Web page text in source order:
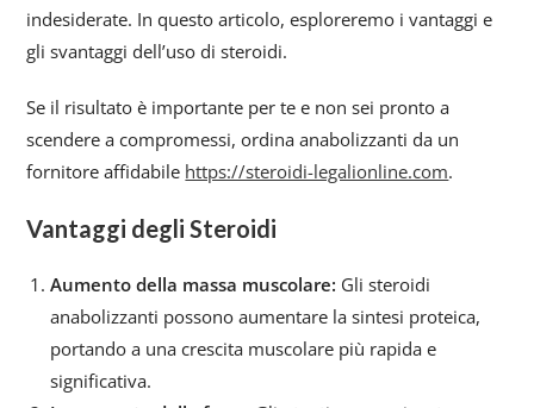
indesiderate. In questo articolo, esploreremo i vantaggi e
gli svantaggi dell’uso di steroidi.
Se il risultato è importante per te e non sei pronto a
scendere a compromessi, ordina anabolizzanti da un
fornitore affidabile https://steroidi-legalionline.com.
Vantaggi degli Steroidi
Aumento della massa muscolare: Gli steroidi
anabolizzanti possono aumentare la sintesi proteica,
portando a una crescita muscolare più rapida e
significativa.